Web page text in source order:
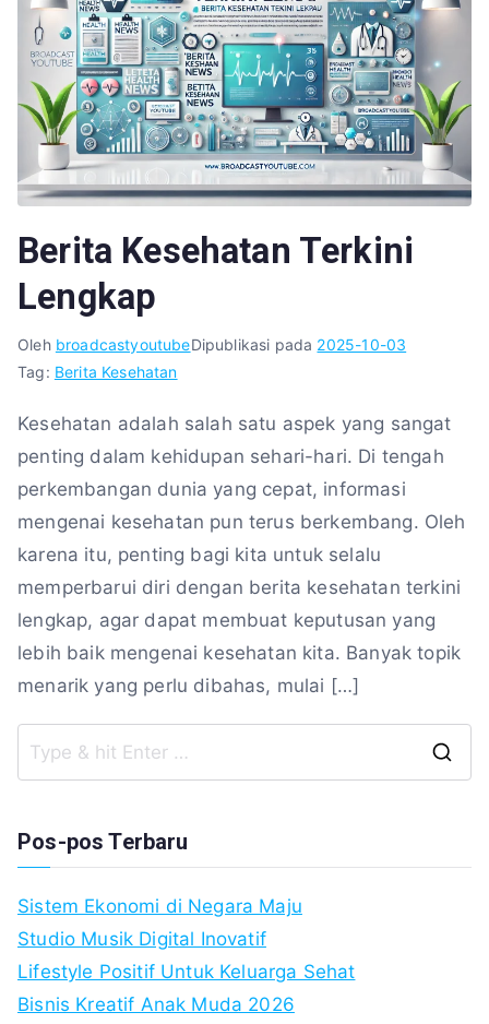
Berita Kesehatan Terkini
Lengkap
Oleh broadcastyoutubeDipublikasi pada 2025-10-03
Tag: Berita Kesehatan
Kesehatan adalah salah satu aspek yang sangat
penting dalam kehidupan sehari-hari. Di tengah
perkembangan dunia yang cepat, informasi
mengenai kesehatan pun terus berkembang. Oleh
karena itu, penting bagi kita untuk selalu
memperbarui diri dengan berita kesehatan terkini
lengkap, agar dapat membuat keputusan yang
lebih baik mengenai kesehatan kita. Banyak topik
menarik yang perlu dibahas, mulai […]
Pos-pos Terbaru
Sistem Ekonomi di Negara Maju
Studio Musik Digital Inovatif
Lifestyle Positif Untuk Keluarga Sehat
Bisnis Kreatif Anak Muda 2026